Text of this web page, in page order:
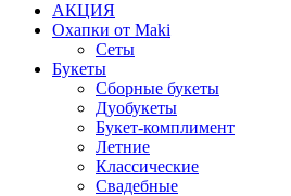
АКЦИЯ
Охапки от Maki
Сеты
Букеты
Сборные букеты
Дуобукеты
Букет-комплимент
Летние
Классические
Свадебные